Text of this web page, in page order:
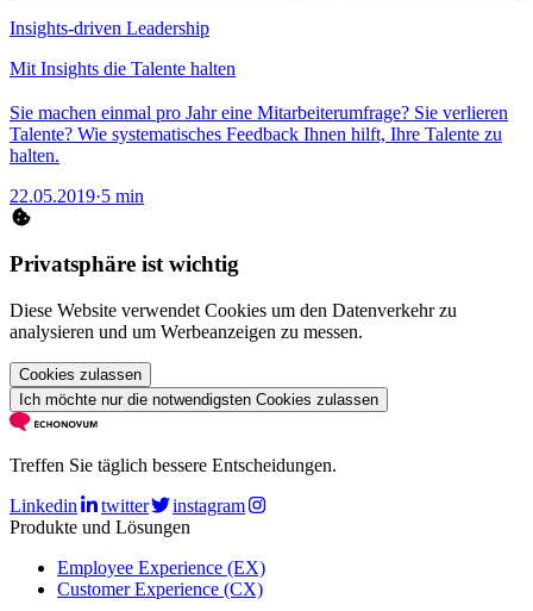
Insights-driven Leadership
Mit Insights die Talente halten
Sie machen einmal pro Jahr eine Mitarbeiterumfrage? Sie verlieren
Talente? Wie systematisches Feedback Ihnen hilft, Ihre Talente zu
halten.
22.05.2019·5 min
Privatsphäre ist wichtig
Diese Website verwendet Cookies um den Datenverkehr zu
analysieren und um Werbeanzeigen zu messen.
Cookies zulassen
Ich möchte nur die notwendigsten Cookies zulassen
Treffen Sie täglich bessere Entscheidungen.
Linkedin
twitter
instagram
Produkte und Lösungen
Employee Experience (EX)
Customer Experience (CX)